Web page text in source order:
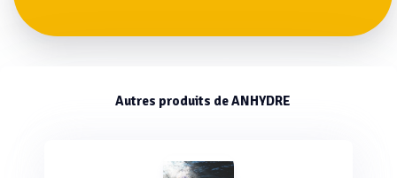
Autres produits de ANHYDRE